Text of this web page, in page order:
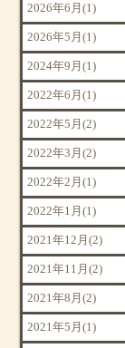
2026年6月(1)
2026年5月(1)
2024年9月(1)
2022年6月(1)
2022年5月(2)
2022年3月(2)
2022年2月(1)
2022年1月(1)
2021年12月(2)
2021年11月(2)
2021年8月(2)
2021年5月(1)